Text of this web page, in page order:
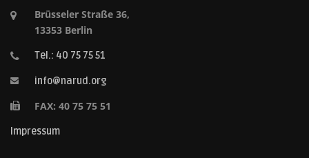
Brüsseler Straße 36,
13353 Berlin
Tel.: 40 75 75 51
info@narud.org
FAX: 40 75 75 51
Impressum